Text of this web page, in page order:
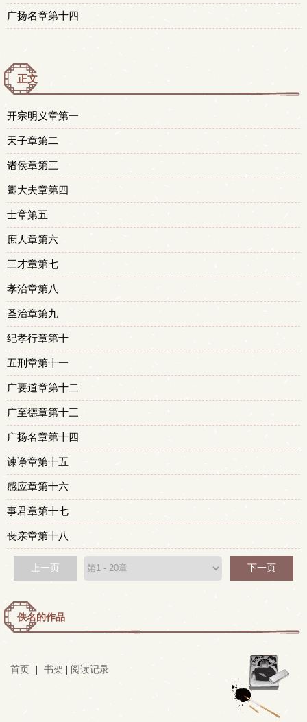
广扬名章第十四
正文
开宗明义章第一
天子章第二
诸侯章第三
卿大夫章第四
士章第五
庶人章第六
三才章第七
孝治章第八
圣治章第九
纪孝行章第十
五刑章第十一
广要道章第十二
广至德章第十三
广扬名章第十四
谏诤章第十五
感应章第十六
事君章第十七
丧亲章第十八
上一页 下一页
佚名的作品
首页 书架 阅读记录